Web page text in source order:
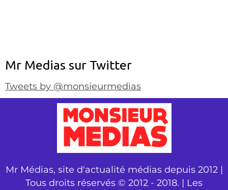
Mr Medias sur Twitter
Tweets by @monsieurmedias
Mr Médias, site d'actualité médias depuis 2012 |
Tous droits réservés © 2012 - 2018. | Les